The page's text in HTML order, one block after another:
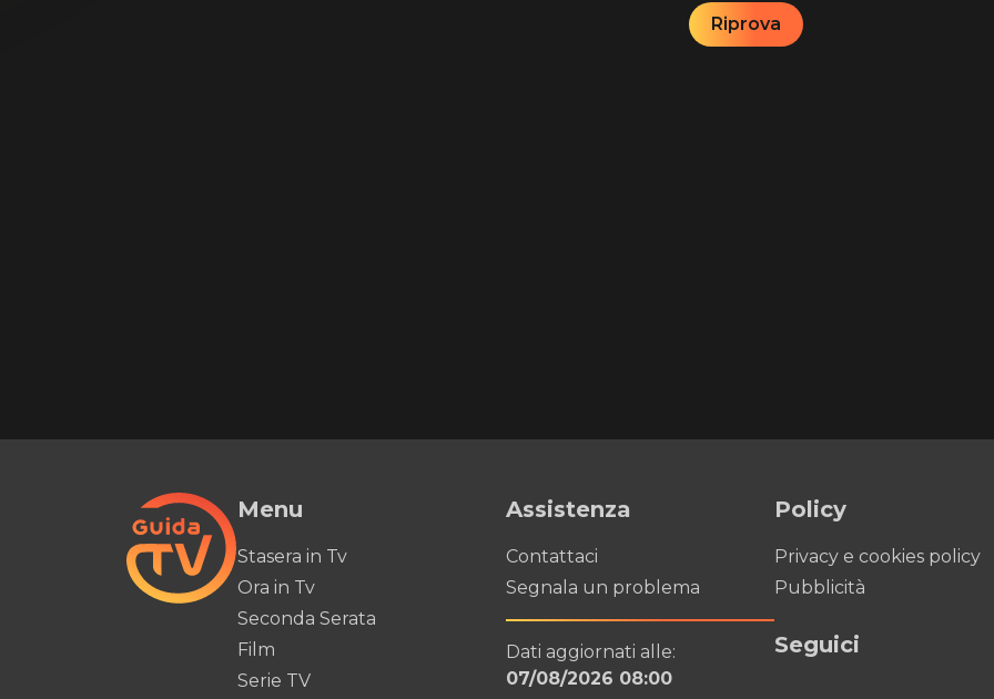
Riprova
Menu
Stasera in Tv
Ora in Tv
Seconda Serata
Film
Serie TV
Assistenza
Contattaci
Segnala un problema
Dati aggiornati alle:
07/08/2026 08:00
Policy
Privacy e cookies policy
Pubblicità
Seguici